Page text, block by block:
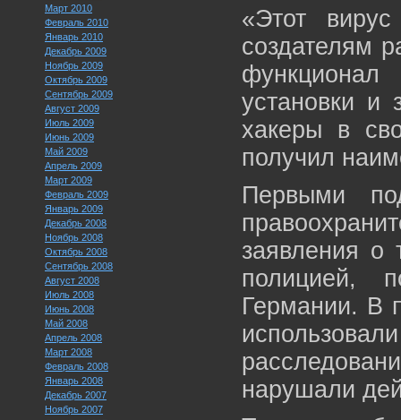
Март 2010
Февраль 2010
Январь 2010
Декабрь 2009
Ноябрь 2009
Октябрь 2009
Сентябрь 2009
Август 2009
Июль 2009
Июнь 2009
Май 2009
Апрель 2009
Март 2009
Февраль 2009
Январь 2009
Декабрь 2008
Ноябрь 2008
Октябрь 2008
Сентябрь 2008
Август 2008
Июль 2008
Июнь 2008
Май 2008
Апрель 2008
Март 2008
Февраль 2008
Январь 2008
Декабрь 2007
Ноябрь 2007
«Этот
создателям
установки и
хакеры в
получил
Первыми
заявления о
полицией,
Германии. В
нарушали